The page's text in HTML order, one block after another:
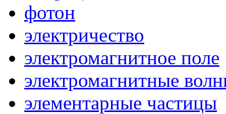
фотон
электричество
электромагнитное поле
электромагнитные
элементарные частицы